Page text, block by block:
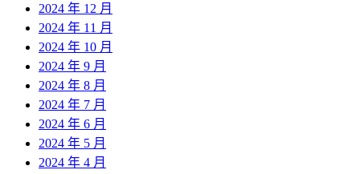
2024 年 12 月
2024 年 11 月
2024 年 10 月
2024 年 9 月
2024 年 8 月
2024 年 7 月
2024 年 6 月
2024 年 5 月
2024 年 4 月